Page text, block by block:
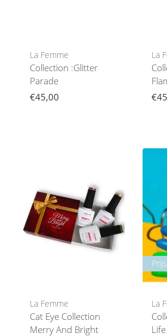
La Femme
Collection :Glitter
Parade
€45,00
La
La Femme
Cat Eye Collection
Merry And Bright
La
Life